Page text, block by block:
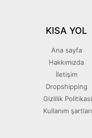
KISA YOL
Ana sayfa
Hakkımızda
İletişim
Dropshipping
Gizlilik Politikasi
Kullanım şartları